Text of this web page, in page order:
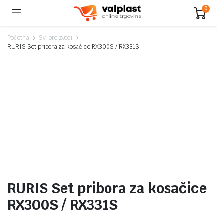
0
Početna
Svi proizvodi
RURIS Set pribora za kosačice RX300S / RX331S
RURIS Set pribora za kosačice
RX300S / RX331S